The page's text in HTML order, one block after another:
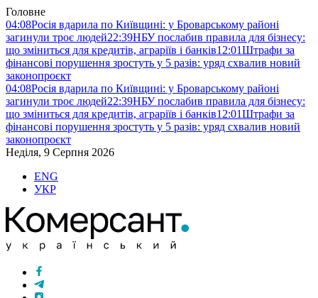
Головне
04:08Росія вдарила по Київщині: у Броварському районі
загинули троє людей22:39НБУ послабив правила для бізнесу:
що зміниться для кредитів, аграріїв і банків12:01Штрафи за
фінансові порушення зростуть у 5 разів: уряд схвалив новий
законопроєкт
04:08Росія вдарила по Київщині: у Броварському районі
загинули троє людей22:39НБУ послабив правила для бізнесу:
що зміниться для кредитів, аграріїв і банків12:01Штрафи за
фінансові порушення зростуть у 5 разів: уряд схвалив новий
законопроєкт
Неділя, 9 Серпня 2026
ENG
УКР